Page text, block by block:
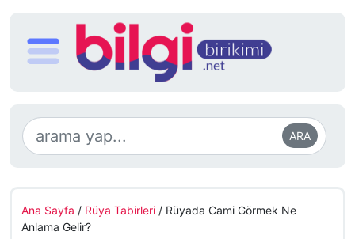
ARA
Ana Sayfa / Rüya Tabirleri / Rüyada Cami Görmek Ne
Anlama Gelir?